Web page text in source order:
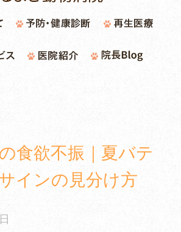
食欲不振｜夏バテ
インの見分け方